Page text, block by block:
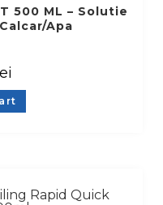
500 ML – Solutie
Apa
lei